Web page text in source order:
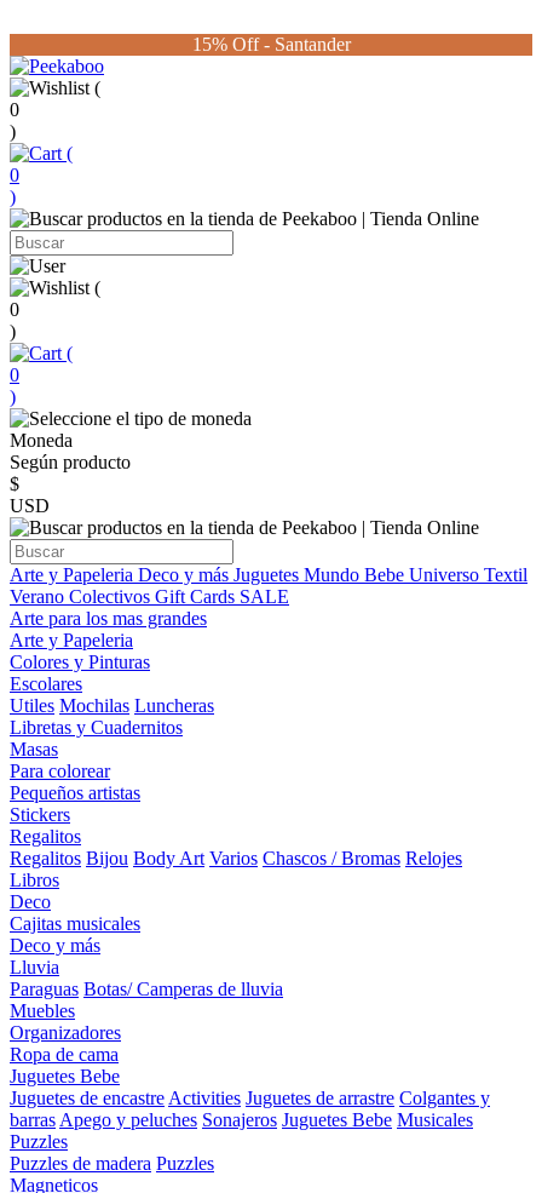
15% Off - Santander
(
0
)
(
0
)
(
0
)
(
0
)
Moneda
Según producto
$
USD
Arte y Papeleria Deco y más Juguetes Mundo Bebe Universo Textil
Verano Colectivos Gift Cards SALE
Arte para los mas grandes
Arte y Papeleria
Colores y Pinturas
Escolares
Utiles Mochilas Luncheras
Libretas y Cuadernitos
Masas
Para colorear
Pequeños artistas
Stickers
Regalitos
Regalitos Bijou Body Art Varios Chascos / Bromas Relojes
Libros
Deco
Cajitas musicales
Deco y más
Lluvia
Paraguas Botas/ Camperas de lluvia
Muebles
Organizadores
Ropa de cama
Juguetes Bebe
Juguetes de encastre Activities Juguetes de arrastre Colgantes y
barras Apego y peluches Sonajeros Juguetes Bebe Musicales
Puzzles
Puzzles de madera Puzzles
Magneticos